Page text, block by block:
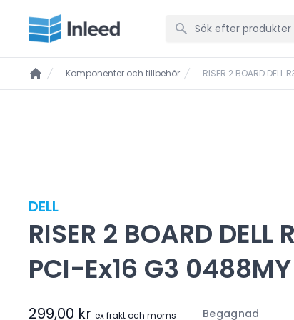
Komponenter och tillbehör RISER 2 BOARD
DELL
RISER 2 BOARD DELL
PCI-Ex16 G3 0488MY
299,00 kr ex frakt och moms Begagnad